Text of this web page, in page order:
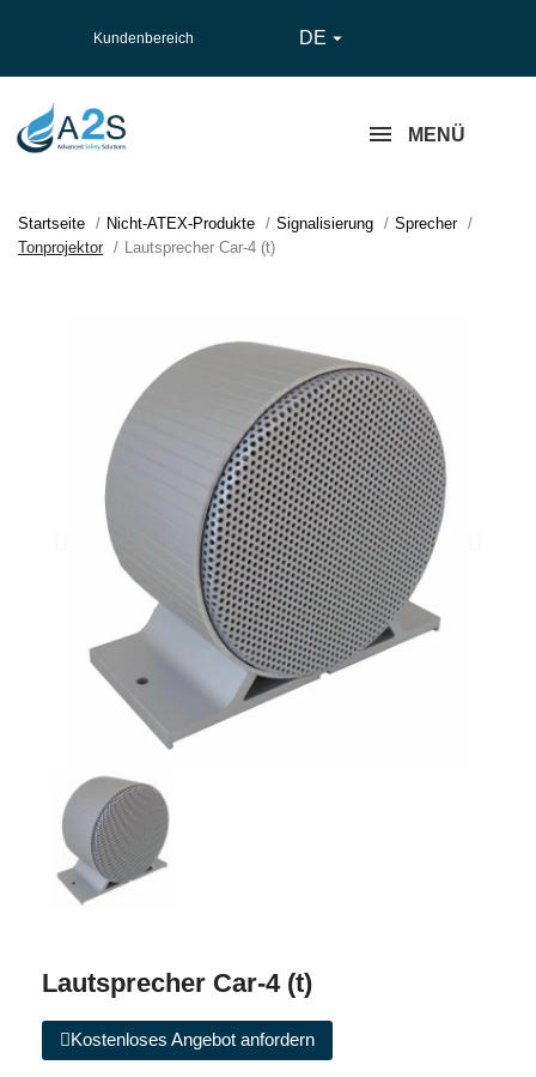
Kundenbereich DE 
MENÜ
Startseite Nicht-ATEX-Produkte Signalisierung
Sprecher
Tonprojektor
Lautsprecher Car-4 (t)
Lautsprecher Car-4 (t)
Kostenloses Angebot anfordern